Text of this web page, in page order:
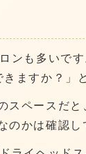
も多いです
ますか？」
ペースだと
のかは確認